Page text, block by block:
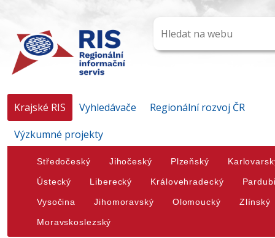
Krajské RIS Vyhledávače
Regionální rozvoj ČR
Výzkumné projekty
Středočeský Jihočeský Plzeňský
Ústecký Liberecký Královehradecký
Vysočina Jihomoravský Olomoucký Zlínský
Moravskoslezský